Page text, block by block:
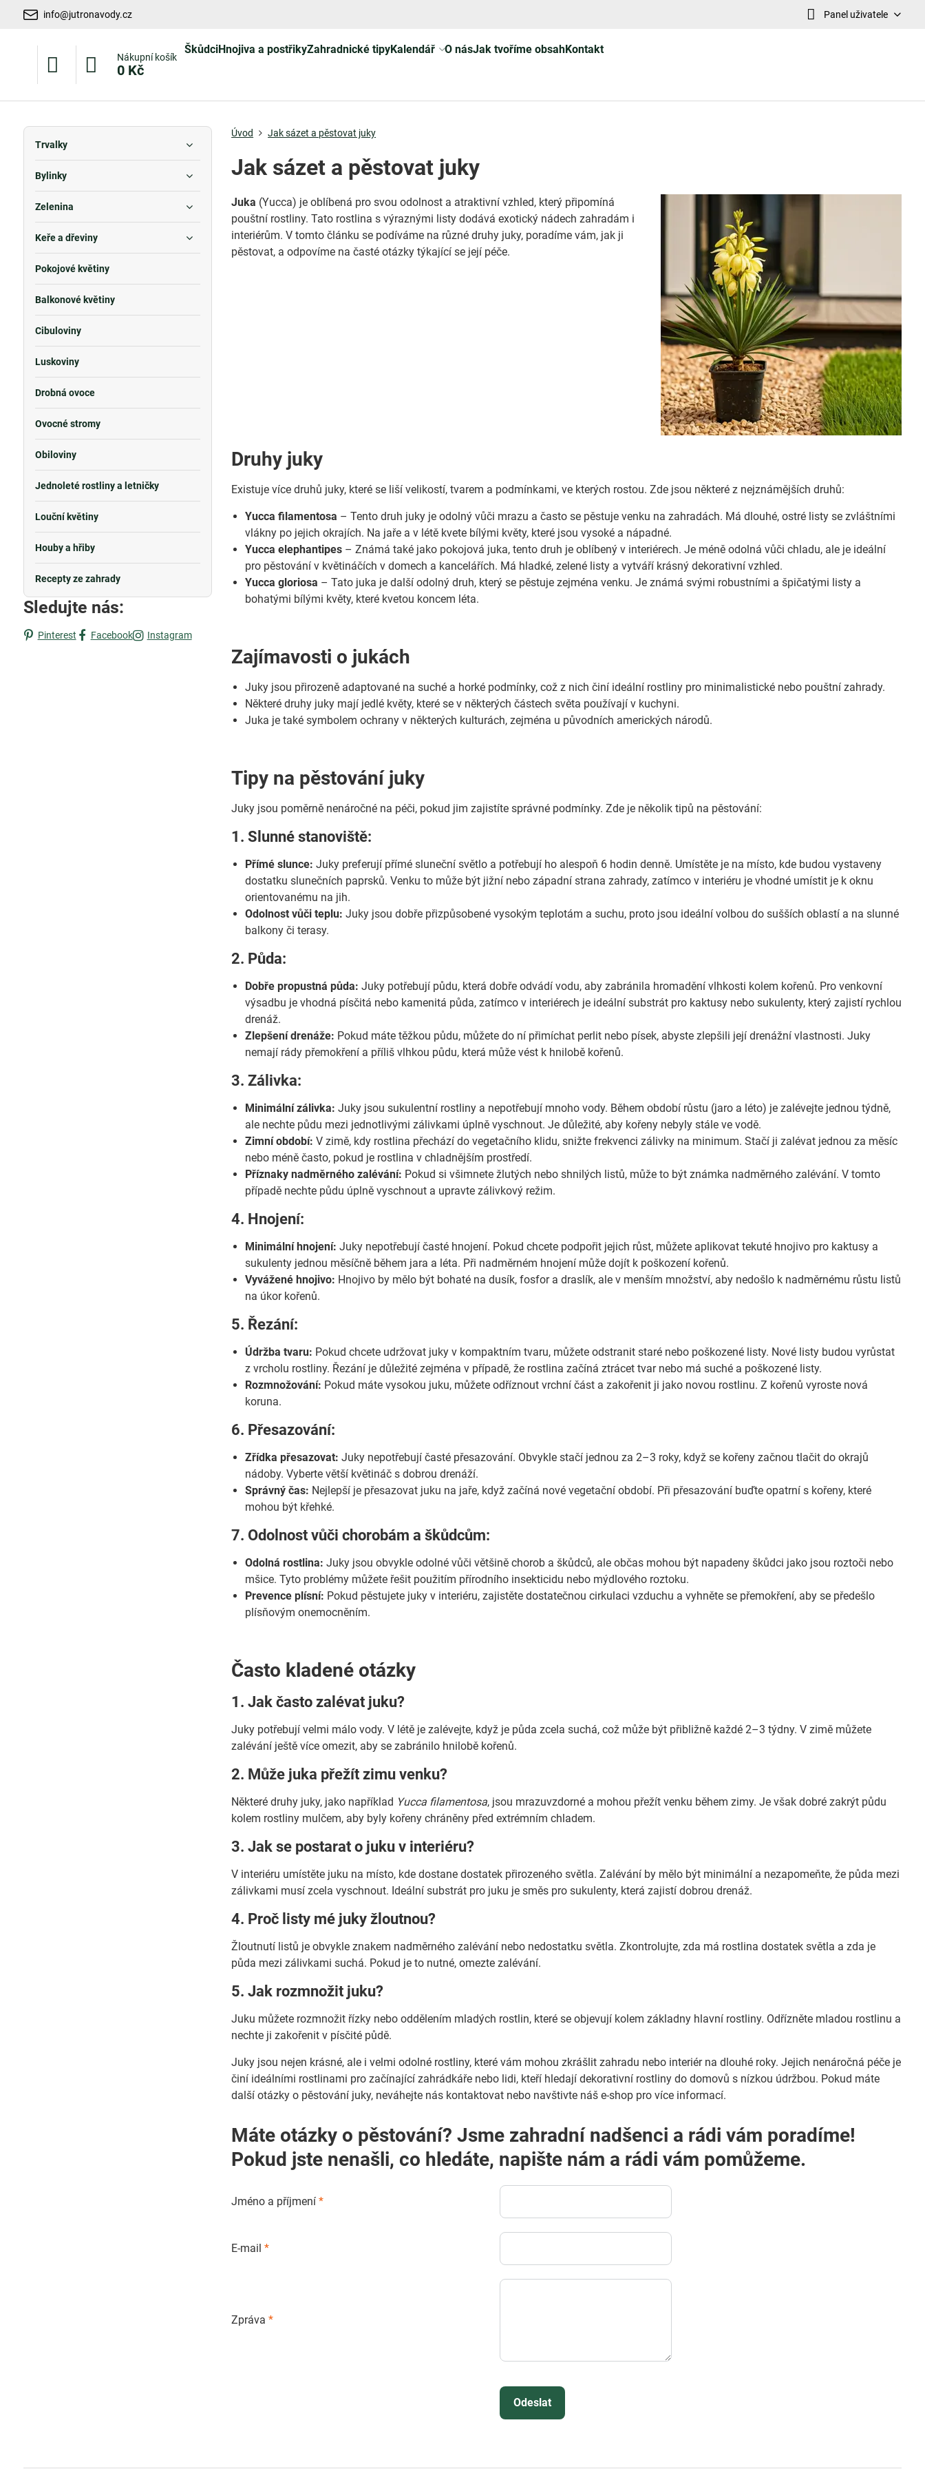
info@jutronavody.cz Panel uživatele
Nákupní košík
0 Kč
ŠkůdciHnojiva a postřikyZahradnické tipyKalendář O násJak tvoříme obsahKontakt
Úvod Jak sázet a pěstovat juky
Jak sázet a pěstovat juky
Juka (Yucca) je oblíbená pro svou odolnost a atraktivní vzhled, který připomíná
pouštní rostliny. Tato rostlina s výraznými listy dodává exotický nádech zahradám i
interiérům. V tomto článku se podíváme na různé druhy juky, poradíme vám, jak ji
pěstovat, a odpovíme na časté otázky týkající se její péče.
Druhy juky
Existuje více druhů juky, které se liší velikostí, tvarem a podmínkami, ve kterých rostou. Zde jsou některé z nejznámějších druhů:
Yucca filamentosa – Tento druh juky je odolný vůči mrazu a často se pěstuje venku na zahradách. Má dlouhé, ostré listy se zvláštními
vlákny po jejich okrajích. Na jaře a v létě kvete bílými květy, které jsou vysoké a nápadné.
Yucca elephantipes – Známá také jako pokojová juka, tento druh je oblíbený v interiérech. Je méně odolná vůči chladu, ale je ideální
pro pěstování v květináčích v domech a kancelářích. Má hladké, zelené listy a vytváří krásný dekorativní vzhled.
Yucca gloriosa – Tato juka je další odolný druh, který se pěstuje zejména venku. Je známá svými robustními a špičatými listy a
bohatými bílými květy, které kvetou koncem léta.
Zajímavosti o jukách
Juky jsou přirozeně adaptované na suché a horké podmínky, což z nich činí ideální rostliny pro minimalistické nebo pouštní zahrady.
Některé druhy juky mají jedlé květy, které se v některých částech světa používají v kuchyni.
Juka je také symbolem ochrany v některých kulturách, zejména u původních amerických národů.
Tipy na pěstování juky
Juky jsou poměrně nenáročné na péči, pokud jim zajistíte správné podmínky. Zde je několik tipů na pěstování:
1. Slunné stanoviště:
Přímé slunce: Juky preferují přímé sluneční světlo a potřebují ho alespoň 6 hodin denně. Umístěte je na místo, kde budou vystaveny
dostatku slunečních paprsků. Venku to může být jižní nebo západní strana zahrady, zatímco v interiéru je vhodné umístit je k oknu
orientovanému na jih.
Odolnost vůči teplu: Juky jsou dobře přizpůsobené vysokým teplotám a suchu, proto jsou ideální volbou do sušších oblastí a na slunné
balkony či terasy.
2. Půda:
Dobře propustná půda: Juky potřebují půdu, která dobře odvádí vodu, aby zabránila hromadění vlhkosti kolem kořenů. Pro venkovní
výsadbu je vhodná písčitá nebo kamenitá půda, zatímco v interiérech je ideální substrát pro kaktusy nebo sukulenty, který zajistí rychlou
drenáž.
Zlepšení drenáže: Pokud máte těžkou půdu, můžete do ní přimíchat perlit nebo písek, abyste zlepšili její drenážní vlastnosti. Juky
nemají rády přemokření a příliš vlhkou půdu, která může vést k hnilobě kořenů.
3. Zálivka:
Minimální zálivka: Juky jsou sukulentní rostliny a nepotřebují mnoho vody. Během období růstu (jaro a léto) je zalévejte jednou týdně,
ale nechte půdu mezi jednotlivými zálivkami úplně vyschnout. Je důležité, aby kořeny nebyly stále ve vodě.
Zimní období: V zimě, kdy rostlina přechází do vegetačního klidu, snižte frekvenci zálivky na minimum. Stačí ji zalévat jednou za měsíc
nebo méně často, pokud je rostlina v chladnějším prostředí.
Příznaky nadměrného zalévání: Pokud si všimnete žlutých nebo shnilých listů, může to být známka nadměrného zalévání. V tomto
případě nechte půdu úplně vyschnout a upravte zálivkový režim.
4. Hnojení:
Minimální hnojení: Juky nepotřebují časté hnojení. Pokud chcete podpořit jejich růst, můžete aplikovat tekuté hnojivo pro kaktusy a
sukulenty jednou měsíčně během jara a léta. Při nadměrném hnojení může dojít k poškození kořenů.
Vyvážené hnojivo: Hnojivo by mělo být bohaté na dusík, fosfor a draslík, ale v menším množství, aby nedošlo k nadměrnému růstu listů
na úkor kořenů.
5. Řezání:
Údržba tvaru: Pokud chcete udržovat juky v kompaktním tvaru, můžete odstranit staré nebo poškozené listy. Nové listy budou vyrůstat
z vrcholu rostliny. Řezání je důležité zejména v případě, že rostlina začíná ztrácet tvar nebo má suché a poškozené listy.
Rozmnožování: Pokud máte vysokou juku, můžete odříznout vrchní část a zakořenit ji jako novou rostlinu. Z kořenů vyroste nová
koruna.
6. Přesazování:
Zřídka přesazovat: Juky nepotřebují časté přesazování. Obvykle stačí jednou za 2–3 roky, když se kořeny začnou tlačit do okrajů
nádoby. Vyberte větší květináč s dobrou drenáží.
Správný čas: Nejlepší je přesazovat juku na jaře, když začíná nové vegetační období. Při přesazování buďte opatrní s kořeny, které
mohou být křehké.
7. Odolnost vůči chorobám a škůdcům:
Odolná rostlina: Juky jsou obvykle odolné vůči většině chorob a škůdců, ale občas mohou být napadeny škůdci jako jsou roztoči nebo
mšice. Tyto problémy můžete řešit použitím přírodního insekticidu nebo mýdlového roztoku.
Prevence plísní: Pokud pěstujete juky v interiéru, zajistěte dostatečnou cirkulaci vzduchu a vyhněte se přemokření, aby se předešlo
plísňovým onemocněním.
Často kladené otázky
1. Jak často zalévat juku?
Juky potřebují velmi málo vody. V létě je zalévejte, když je půda zcela suchá, což může být přibližně každé 2–3 týdny. V zimě můžete
zalévání ještě více omezit, aby se zabránilo hnilobě kořenů.
2. Může juka přežít zimu venku?
Některé druhy juky, jako například Yucca filamentosa, jsou mrazuvzdorné a mohou přežít venku během zimy. Je však dobré zakrýt půdu
kolem rostliny mulčem, aby byly kořeny chráněny před extrémním chladem.
3. Jak se postarat o juku v interiéru?
V interiéru umístěte juku na místo, kde dostane dostatek přirozeného světla. Zalévání by mělo být minimální a nezapomeňte, že půda mezi
zálivkami musí zcela vyschnout. Ideální substrát pro juku je směs pro sukulenty, která zajistí dobrou drenáž.
4. Proč listy mé juky žloutnou?
Žloutnutí listů je obvykle znakem nadměrného zalévání nebo nedostatku světla. Zkontrolujte, zda má rostlina dostatek světla a zda je
půda mezi zálivkami suchá. Pokud je to nutné, omezte zalévání.
5. Jak rozmnožit juku?
Juku můžete rozmnožit řízky nebo oddělením mladých rostlin, které se objevují kolem základny hlavní rostliny. Odřízněte mladou rostlinu a
nechte ji zakořenit v písčité půdě.
Juky jsou nejen krásné, ale i velmi odolné rostliny, které vám mohou zkrášlit zahradu nebo interiér na dlouhé roky. Jejich nenáročná péče je
činí ideálními rostlinami pro začínající zahrádkáře nebo lidi, kteří hledají dekorativní rostliny do domovů s nízkou údržbou. Pokud máte
další otázky o pěstování juky, neváhejte nás kontaktovat nebo navštivte náš e-shop pro více informací.
Máte otázky o pěstování? Jsme zahradní nadšenci a rádi vám poradíme!
Pokud jste nenašli, co hledáte, napište nám a rádi vám pomůžeme.
Jméno a příjmení*
E-mail*
Zpráva*
Odeslat
Trvalky
Bylinky
Zelenina
Keře a dřeviny
Pokojové květiny
Balkonové květiny
Cibuloviny
Luskoviny
Drobná ovoce
Ovocné stromy
Obiloviny
Jednoleté rostliny a letničky
Louční květiny
Houby a hřiby
Recepty ze zahrady
Sledujte nás:
Pinterest Facebook Instagram